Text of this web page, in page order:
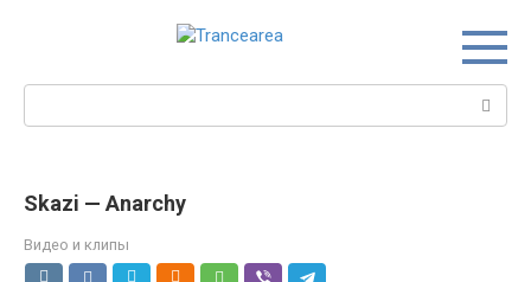
Skazi — Anarchy
Видео и клипы